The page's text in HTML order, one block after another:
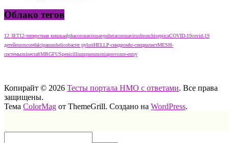
Облако тегов
12 ЗЕТ12-типерстная кишкаalphacoronavirusavpubetacoronavirusbronchisepticaCOVID-19covid-19
детейeuroscorefalciparumhelicobacter pyloriHELLP-синдромhr-специалистMESH-
системыminecraftMRGFUSpenicilliumpneumoniaprovoxre-entry
Копирайт © 2026 Тесты портала НМО с ответами. Все права
защищены.
Тема ColorMag от ThemeGrill. Создано на WordPress.